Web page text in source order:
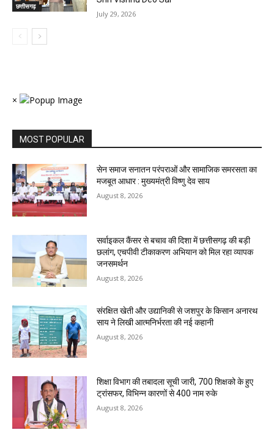
छत्तीसगढ़
July 29, 2026
×
MOST POPULAR
सेन समाज सनातन परंपराओं और सामाजिक समरसता का
मजबूत आधार : मुख्यमंत्री विष्णु देव साय
August 8, 2026
सर्वाइकल कैंसर से बचाव की दिशा में छत्तीसगढ़ की बड़ी
छलांग, एचपीवी टीकाकरण अभियान को मिल रहा व्यापक
जनसमर्थन
August 8, 2026
संरक्षित खेती और उद्यानिकी से जशपुर के किसान अनारथ
साय ने लिखी आत्मनिर्भरता की नई कहानी
August 8, 2026
शिक्षा विभाग की तबादला सूची जारी, 700 शिक्षको के हुए
ट्रांसफर, विभिन्न कारणों से 400 नाम रुके
August 8, 2026